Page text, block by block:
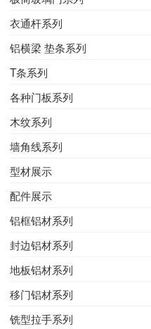
衣通杆系列
铝横梁 垫条系列
T条系列
各种门板系列
木纹系列
墙角线系列
型材展示
配件展示
铝框铝材系列
封边铝材系列
地板铝材系列
移门铝材系列
铣型拉手系列